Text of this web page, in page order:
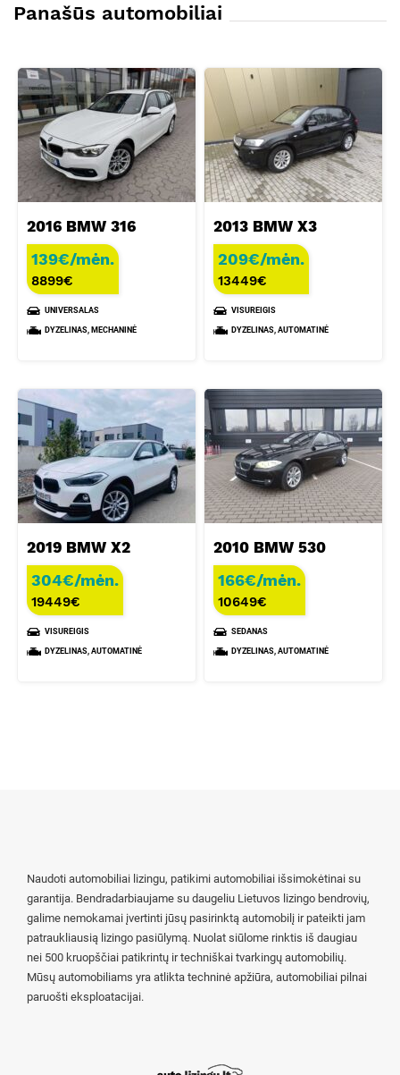
Panašūs automobiliai
2016 BMW 316
139€/mėn.
8899€
UNIVERSALAS
DYZELINAS, MECHANINĖ
2013 BMW X3
209€/mėn.
13449€
VISUREIGIS
DYZELINAS, AUTOMATINĖ
2019 BMW X2
304€/mėn.
19449€
VISUREIGIS
DYZELINAS, AUTOMATINĖ
2010 BMW 530
166€/mėn.
10649€
SEDANAS
DYZELINAS, AUTOMATINĖ
Naudoti automobiliai lizingu, patikimi automobiliai išsimokėtinai su
garantija. Bendradarbiaujame su daugeliu Lietuvos lizingo bendrovių,
galime nemokamai įvertinti jūsų pasirinktą automobilį ir pateikti jam
patraukliausią lizingo pasiūlymą. Nuolat siūlome rinktis iš daugiau
nei 500 kruopščiai patikrintų ir techniškai tvarkingų automobilių.
Mūsų automobiliams yra atlikta techninė apžiūra, automobiliai pilnai
paruošti eksploatacijai.